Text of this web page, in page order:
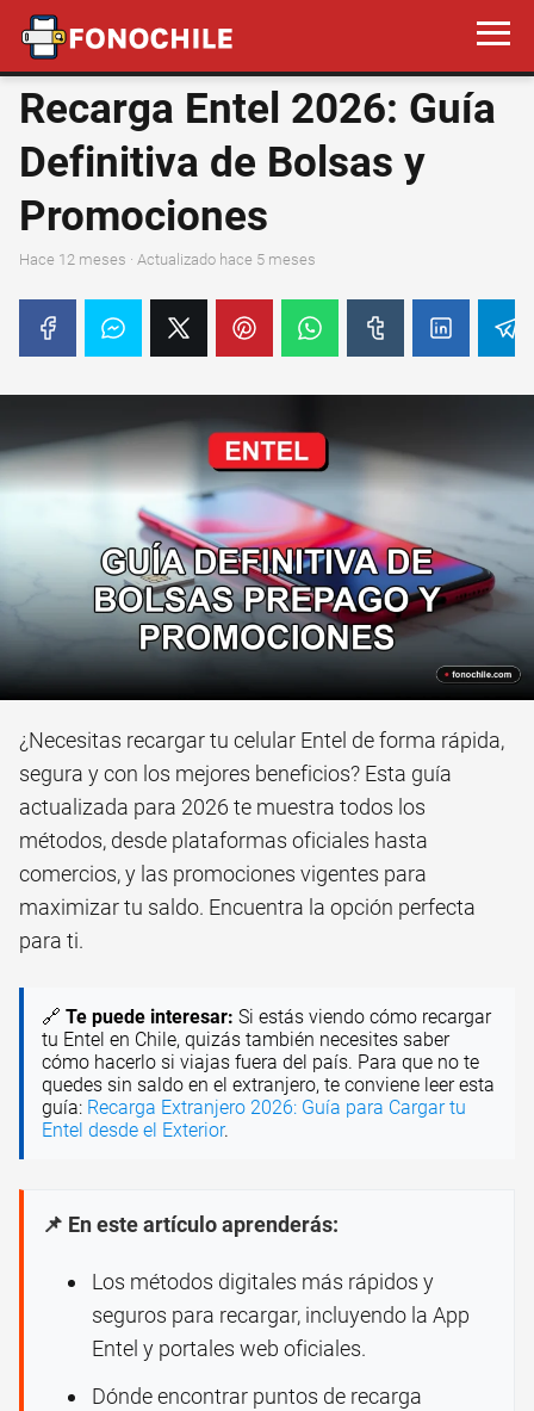
Recarga Entel 2026: Guía
Definitiva de Bolsas y
Promociones
hace 12 meses · Actualizado hace 5 meses
¿Necesitas recargar tu celular Entel de forma rápida,
segura y con los mejores beneficios? Esta guía
actualizada para 2026 te muestra todos los
métodos, desde plataformas oficiales hasta
comercios, y las promociones vigentes para
maximizar tu saldo. Encuentra la opción perfecta
para ti.
🔗 Te puede interesar: Si estás viendo cómo recargar
tu Entel en Chile, quizás también necesites saber
cómo hacerlo si viajas fuera del país. Para que no te
quedes sin saldo en el extranjero, te conviene leer esta
guía: Recarga Extranjero 2026: Guía para Cargar tu
Entel desde el Exterior.
📌 En este artículo aprenderás:
Los métodos digitales más rápidos y
seguros para recargar, incluyendo la App
Entel y portales web oficiales.
Dónde encontrar puntos de recarga